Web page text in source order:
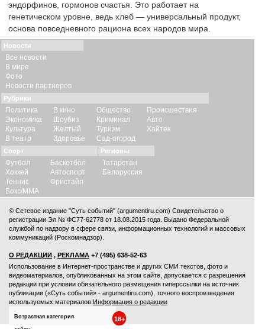
эндорфинов, гормонов счастья. Это работает на
генетическом уровне, ведь хлеб — универсальный продукт,
основа повседневного рациона всех народов мира.
Новости
Все новости
В мире
Фото
Новости партнеров
Рубрики
Политика
Экономика
Культура
В театр
В кино
Шоубиз
Желтый
Здоровье
Общество
Криминал
Туризм
Сад-огород
Происшествия
Авто
Хайтек
Спорт
Футбол
Хоккей
Теннис
Бокс/ММА
Баскетбол
Автоспорт
Фристайл
Регионы
Татарстан
Белоруссия
© Сетевое издание "Суть событий" (argumentiru.com) Свидетельство о
регистрации Эл № ФС77-62778 от 18.08.2015 года. Выдано Федеральной
службой по надзору в сфере связи, информационных технологий и массовых
коммуникаций (Роскомнадзор).
О РЕДАКЦИИ , РЕКЛАМА +7 (495) 638-52-63
Использование в Интернет-пространстве и других СМИ текстов, фото и
видеоматериалов, опубликованных на этом сайте, допускается с разрешения
редакции при условии обязательного размещения гиперссылки на источник
публикации («Суть событий» - argumentiru.com), точного воспроизведения
используемых материалов. Информация о редакции
Возрастная категория 18+